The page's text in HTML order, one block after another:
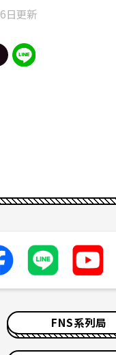
日更新
FNS系列局